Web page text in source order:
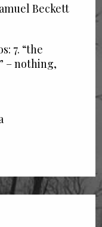
Beckett
7. “the
– nothing​,​